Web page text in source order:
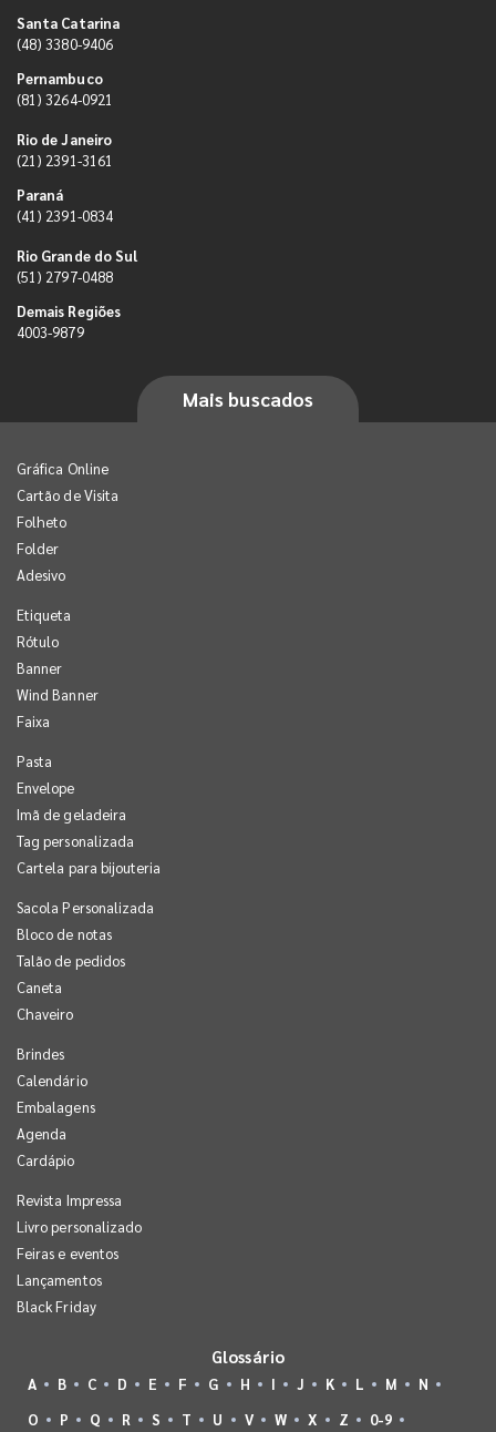
Santa Catarina
(48) 3380-9406
Pernambuco
(81) 3264-0921
Rio de Janeiro
(21) 2391-3161
Paraná
(41) 2391-0834
Rio Grande do Sul
(51) 2797-0488
Demais Regiões
4003-9879
Mais buscados
Gráfica Online
Cartão de Visita
Folheto
Folder
Adesivo
Etiqueta
Rótulo
Banner
Wind Banner
Faixa
Pasta
Envelope
Imã de geladeira
Tag personalizada
Cartela para bijouteria
Sacola Personalizada
Bloco de notas
Talão de pedidos
Caneta
Chaveiro
Brindes
Calendário
Embalagens
Agenda
Cardápio
Revista Impressa
Livro personalizado
Feiras e eventos
Lançamentos
Black Friday
Glossário
A B C D E F G H I J K L M
N
O
P Q R S T U V W X Z 0-9